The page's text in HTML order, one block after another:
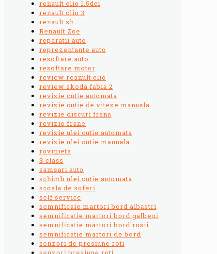
renault clio 1.5dci
renault clio 3
renault sh
Renault Zoe
reparatii auto
reprezentante auto
resoftare auto
resoftare motor
review reanult clio
review skoda fabia 2
revizie cutie automata
revizie cutie de viteze manuala
revizie discuri frana
revizie frane
revizie ulei cutie automata
revizie ulei cutie manuala
rovinieta
S class
samsari auto
schimb ulei cutie automata
scoala de soferi
self service
semnificaie martori bord albastri
semnificatie martori bord galbeni
semnificatie martori bord rosii
semnificatie martori de bord
senzori de presiune roti